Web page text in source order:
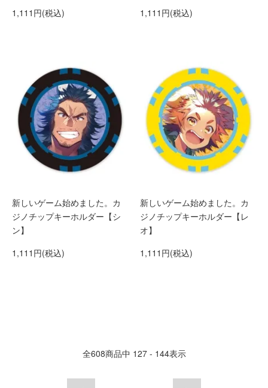
1,111円(税込)
1,111円(税込)
新しいゲーム始めました。カ
ジノチップキーホルダー【シ
ン】
1,111円(税込)
新しいゲーム始めました。カ
ジノチップキーホルダー【レ
オ】
1,111円(税込)
全608商品中 127 - 144表示